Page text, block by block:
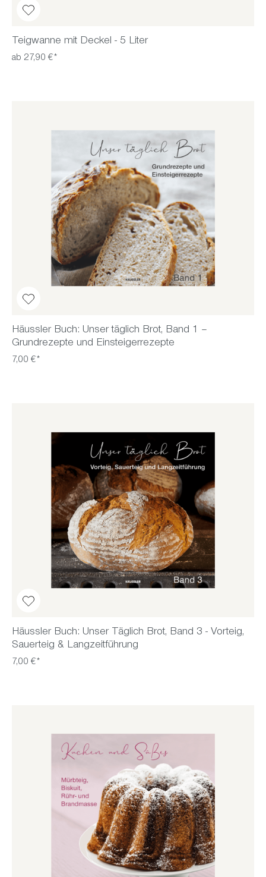
Teigwanne mit Deckel - 5 Liter
ab 27,90 €*
Häussler Buch: Unser täglich Brot, Band 1 –
Grundrezepte und Einsteigerrezepte
7,00 €*
Häussler Buch: Unser Täglich Brot, Band 3 - Vorteig,
Sauerteig & Langzeitführung
7,00 €*